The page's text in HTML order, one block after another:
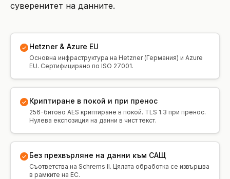
суверенитет на данните.
Hetzner & Azure EU
Основна инфраструктура на Hetzner (Германия) и Azure
EU. Сертифицирано по ISO 27001.
Криптиране в покой и при пренос
256-битово AES криптиране в покой. TLS 1.3 при пренос.
Нулева експозиция на данни в чист текст.
Без прехвърляне на данни към САЩ
Съответства на Schrems II. Цялата обработка се извършва
в рамките на ЕС.